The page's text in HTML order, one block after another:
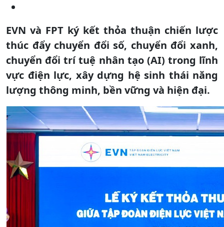
EVN và FPT ký kết thỏa thuận chiến lược
thúc đẩy chuyển đổi số, chuyển đổi xanh,
chuyển đổi trí tuệ nhân tạo (AI) trong lĩnh
vực điện lực, xây dựng hệ sinh thái năng
lượng thông minh, bền vững và hiện đại.